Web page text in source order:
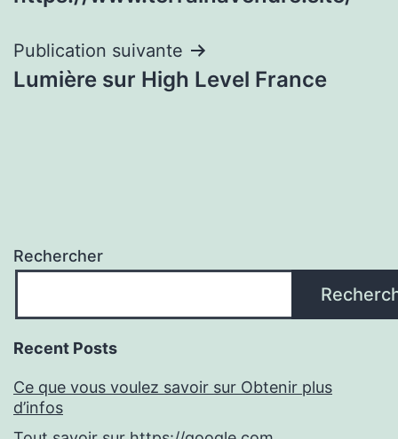
Publication suivante
Lumière sur High Level France
Rechercher
Recent Posts
Ce que vous voulez savoir sur Obtenir plus
d’infos